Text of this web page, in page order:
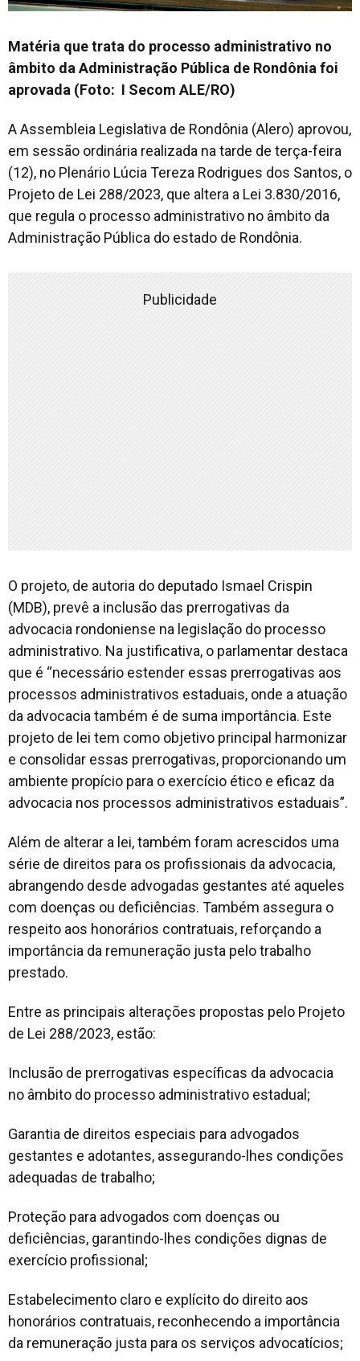
Matéria que trata do processo administrativo no
âmbito da Administração Pública de Rondônia foi
aprovada (Foto: I Secom ALE/RO)
A Assembleia Legislativa de Rondônia (Alero) aprovou,
em sessão ordinária realizada na tarde de terça-feira
(12), no Plenário Lúcia Tereza Rodrigues dos Santos, o
Projeto de Lei 288/2023, que altera a Lei 3.830/2016,
que regula o processo administrativo no âmbito da
Administração Pública do estado de Rondônia.
Publicidade
O projeto, de autoria do deputado Ismael Crispin
(MDB), prevê a inclusão das prerrogativas da
advocacia rondoniense na legislação do processo
administrativo. Na justificativa, o parlamentar destaca
que é “necessário estender essas prerrogativas aos
processos administrativos estaduais, onde a atuação
da advocacia também é de suma importância. Este
projeto de lei tem como objetivo principal harmonizar
e consolidar essas prerrogativas, proporcionando um
ambiente propício para o exercício ético e eficaz da
advocacia nos processos administrativos estaduais”.
Além de alterar a lei, também foram acrescidos uma
série de direitos para os profissionais da advocacia,
abrangendo desde advogadas gestantes até aqueles
com doenças ou deficiências. Também assegura o
respeito aos honorários contratuais, reforçando a
importância da remuneração justa pelo trabalho
prestado.
Entre as principais alterações propostas pelo Projeto
de Lei 288/2023, estão:
Inclusão de prerrogativas específicas da advocacia
no âmbito do processo administrativo estadual;
Garantia de direitos especiais para advogados
gestantes e adotantes, assegurando-lhes condições
adequadas de trabalho;
Proteção para advogados com doenças ou
deficiências, garantindo-lhes condições dignas de
exercício profissional;
Estabelecimento claro e explícito do direito aos
honorários contratuais, reconhecendo a importância
da remuneração justa para os serviços advocatícios;